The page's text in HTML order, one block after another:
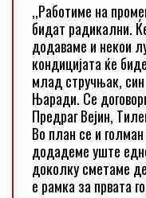
,,Работиме на
бидат радикални.
додаваме и некои
кондицијата ќе
млад стручњак,
Њаради. Се
Предраг Вејин,
Во план се и
додадеме уште
доколку сметаме
е рамка за првата